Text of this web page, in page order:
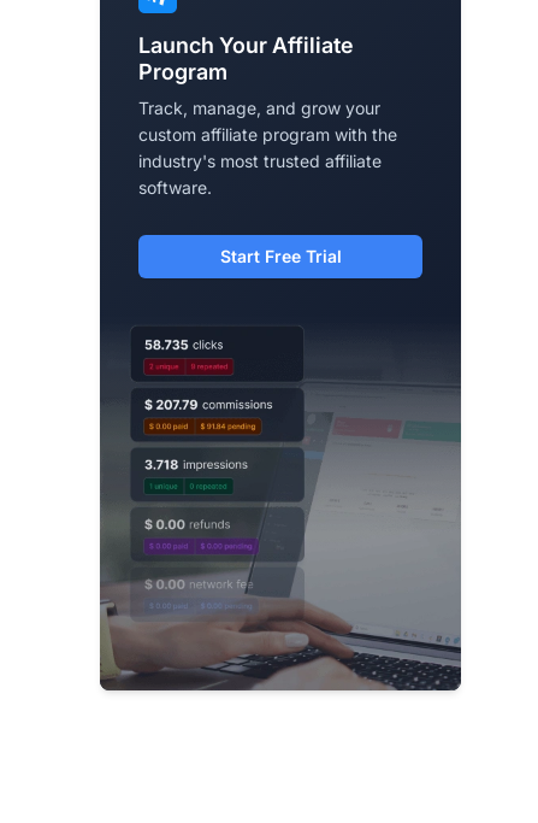
Launch Your Affiliate
Program
Track, manage, and grow your
custom affiliate program with the
industry's most trusted affiliate
software.
Start Free Trial